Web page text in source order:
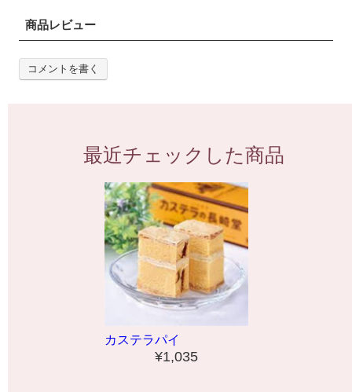
商品レビュー
コメントを書く
最近チェックした商品
カステラパイ
¥1,035